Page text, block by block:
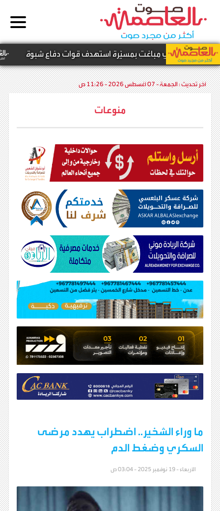
حو.ثي مباغت بمسيّرة استهدف قوات دفاع شبوة
آخر تحديث :الجمعة - 07 أغسطس 2026 - 11:26 ص
منوعات
ما وراء الشخير.. اضطراب يهدد مرضى
السكري وضغط الدم
الأربعاء - 19 نوفمبر 2025 - 03:04 ص